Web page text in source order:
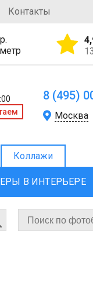
Контакты
8 (495)
Москва
Коллажи
В ИНТЕРЬЕРЕ